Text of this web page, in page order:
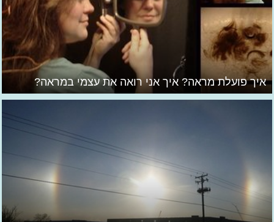
איך פועלת מראה? איך אני רואה את עצמי במראה?